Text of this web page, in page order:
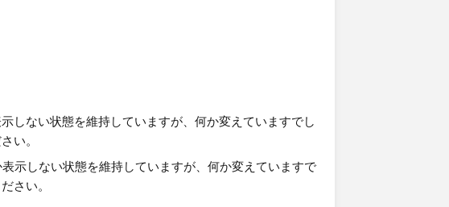
しない状態を維持していますが、何か変えていますでし
い。